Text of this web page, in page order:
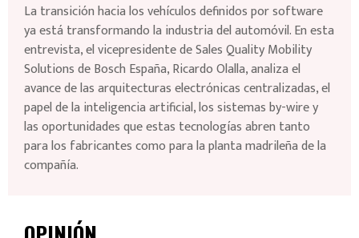
La transición hacia los vehículos definidos por software
ya está transformando la industria del automóvil. En esta
entrevista, el vicepresidente de Sales Quality Mobility
Solutions de Bosch España, Ricardo Olalla, analiza el
avance de las arquitecturas electrónicas centralizadas, el
papel de la inteligencia artificial, los sistemas by-wire y
las oportunidades que estas tecnologías abren tanto
para los fabricantes como para la planta madrileña de la
compañía.